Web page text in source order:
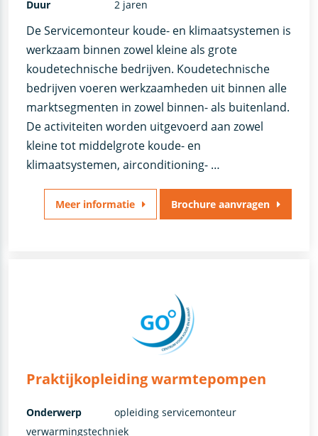
De Servicemonteur koude- en klimaatsystemen is
werkzaam binnen zowel kleine als grote
koudetechnische bedrijven. Koudetechnische
bedrijven voeren werkzaamheden uit binnen alle
marktsegmenten in zowel binnen- als buitenland.
De activiteiten worden uitgevoerd aan zowel
kleine tot middelgrote koude- en
klimaatsystemen, airconditioning- …
Duur
2 jaren
Meer informatie Brochure aanvragen
Praktijkopleiding warmtepompen
Onderwerp
opleiding servicemonteur
verwarmingstechniek